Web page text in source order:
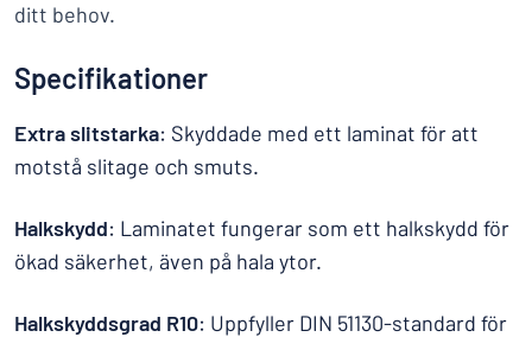
ditt behov.
Specifikationer
Extra slitstarka: Skyddade med ett laminat för att
motstå slitage och smuts.
Halkskydd: Laminatet fungerar som ett halkskydd för
ökad säkerhet, även på hala ytor.
Halkskyddsgrad R10: Uppfyller DIN 51130-standard för